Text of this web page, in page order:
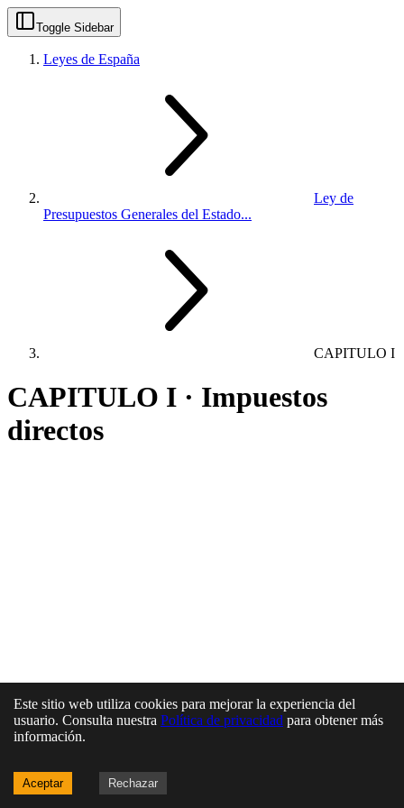
Toggle Sidebar
Leyes de España
Ley de
Presupuestos Generales del Estado...
CAPITULO I
CAPITULO I · Impuestos
directos
Este sitio web utiliza cookies para mejorar la experiencia del
usuario. Consulta nuestra Política de privacidad para obtener más
información.
Aceptar Rechazar